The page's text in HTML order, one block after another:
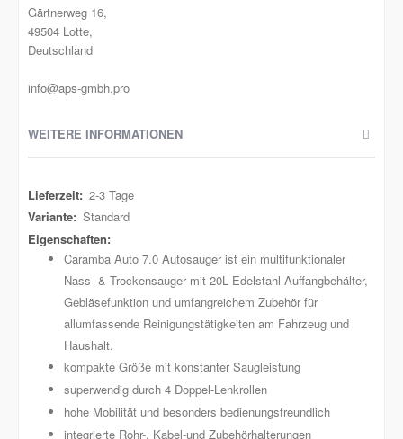
Gärtnerweg 16,
49504 Lotte,
Deutschland
info@aps-gmbh.pro
WEITERE INFORMATIONEN
Weitere
Informationen
2-3 Tage
Standard
Caramba Auto 7.0 Autosauger ist ein multifunktionaler
Nass- & Trockensauger mit 20L Edelstahl-Auffangbehälter,
Gebläsefunktion und umfangreichem Zubehör für
allumfassende Reinigungstätigkeiten am Fahrzeug und
Haushalt.
kompakte Größe mit konstanter Saugleistung
superwendig durch 4 Doppel-Lenkrollen
hohe Mobilität und besonders bedienungsfreundlich
integrierte Rohr-, Kabel-und Zubehörhalterungen